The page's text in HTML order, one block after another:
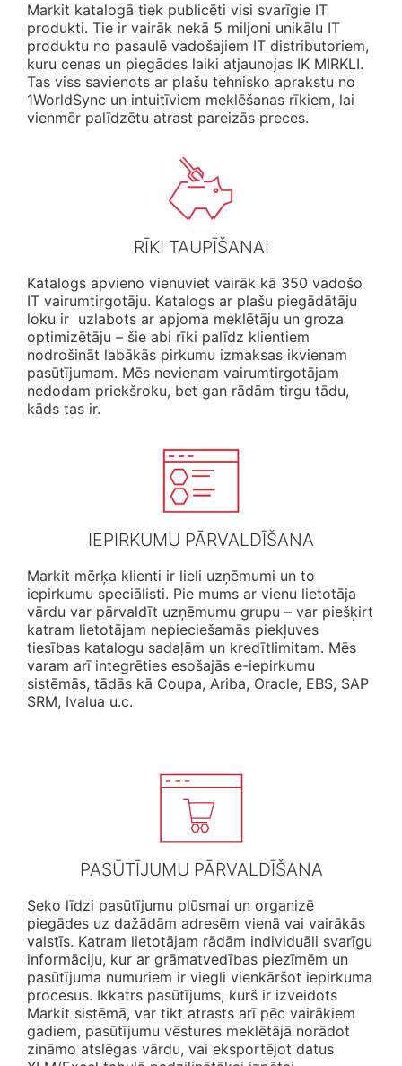
Markit katalogā tiek publicēti visi svarīgie IT
produkti. Tie ir vairāk nekā 5 miljoni unikālu IT
produktu no pasaulē vadošajiem IT distributoriem,
kuru cenas un piegādes laiki atjaunojas IK MIRKLI.​​​​​​​
Tas viss savienots ar plašu tehnisko aprakstu no
1WorldSync un intuitīviem meklēšanas rīkiem, lai
vienmēr palīdzētu atrast pareizās preces.
RĪKI TAUPĪŠANAI
Katalogs apvieno vienuviet vairāk kā 350 vadošo
IT vairumtirgotāju. Katalogs ar plašu piegādātāju
loku ir uzlabots ar apjoma meklētāju un groza
optimizētāju – šie abi rīki palīdz klientiem
nodrošināt labākās pirkumu izmaksas ikvienam
pasūtījumam. Mēs nevienam vairumtirgotājam
nedodam priekšroku, bet gan rādām tirgu tādu,
kāds tas ir.
IEPIRKUMU PĀRVALDĪŠANA
Markit mērķa klienti ir lieli uzņēmumi un to
iepirkumu speciālisti. Pie mums ar vienu lietotāja
vārdu var pārvaldīt uzņēmumu grupu – var piešķirt
katram lietotājam nepieciešamās piekļuves
tiesības katalogu sadaļām un kredītlimitam. Mēs
varam arī integrēties esošajās e-iepirkumu
sistēmās, tādās kā Coupa, Ariba, Oracle, EBS, SAP
SRM, Ivalua u.c.
PASŪTĪJUMU PĀRVALDĪŠANA
Seko līdzi pasūtījumu plūsmai un organizē
piegādes uz dažādām adresēm vienā vai vairākās
valstīs. Katram lietotājam rādām individuāli svarīgu
informāciju, kur ar grāmatvedības piezīmēm un
pasūtījuma numuriem ir viegli vienkāršot iepirkuma
procesus. Ikkatrs pasūtījums, kurš ir izveidots
Markit sistēmā, var tikt atrasts arī pēc vairākiem
gadiem, pasūtījumu vēstures meklētājā norādot
zināmo atslēgas vārdu, vai eksportējot datus